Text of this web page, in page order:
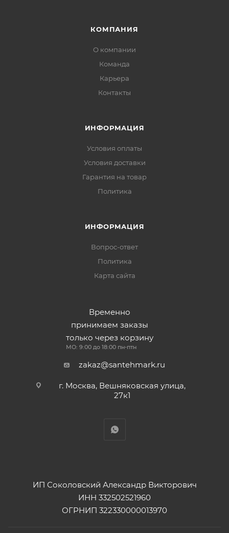
КОМПАНИЯ
О компании
Команда
Карьера
Контакты
ИНФОРМАЦИЯ
Условия оплаты
Условия доставки
Гарантия на товар
Политика
ИНФОРМАЦИЯ
Вопрос-ответ
Политика
Карта сайта
Временно
принимаем заказы
только через корзину
МО: 9:00 до 18:00 пн-птн
zakaz@santehmark.ru
г. Москва, Вешняковская улица,
27к1
ИП Соколовский Александр Викторович
ИНН 332502521960
ОГРНИП 322330000013970